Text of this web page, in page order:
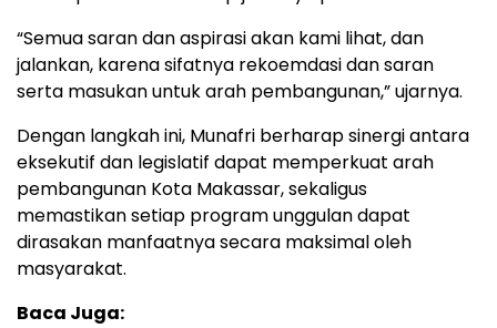
“Semua saran dan aspirasi akan kami lihat, dan
jalankan, karena sifatnya rekoemdasi dan saran
serta masukan untuk arah pembangunan,” ujarnya.
Dengan langkah ini, Munafri berharap sinergi antara
eksekutif dan legislatif dapat memperkuat arah
pembangunan Kota Makassar, sekaligus
memastikan setiap program unggulan dapat
dirasakan manfaatnya secara maksimal oleh
masyarakat.
Baca Juga: